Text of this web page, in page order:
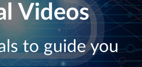
Videos
to guide you